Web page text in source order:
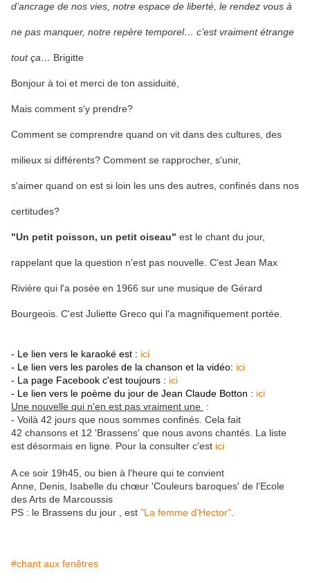
d’ancrage de nos vies, notre espace de liberté, le rendez vous à
ne pas manquer, notre repère temporel… c’est vraiment étrange
tout ça… Brigitte
Bonjour à toi et merci de ton assiduité,
Mais comment s'y prendre?
Comment se comprendre quand on vit dans des cultures, des
milieux si différents? Comment se rapprocher, s'unir,
s'aimer quand on est si loin les uns des autres, confinés dans nos
certitudes?
"Un petit poisson, un petit oiseau" est le chant du jour,
rappelant que la question n'est pas nouvelle. C'est Jean Max
Rivière qui l'a posée en 1966 sur une musique de Gérard
Bourgeois. C'est Juliette Greco qui l'a magnifiquement portée.
- Le lien vers le karaoké est : ici
- Le lien vers les paroles de la chanson et la vidéo: ici
- La page Facebook c'est toujours : ici
- Le lien vers le poème du jour de Jean Claude Botton : ici
Une nouvelle qui n'en est pas vraiment une :
- Voilà 42 jours que nous sommes confinés. Cela fait
42 chansons et 12 'Brassens' que nous avons chantés. La liste
est désormais en ligne. Pour la consulter c'est ici
A ce soir 19h45, ou bien à l'heure qui te convient
Anne, Denis, Isabelle du chœur 'Couleurs baroques' de l'Ecole
des Arts de Marcoussis
PS : le Brassens du jour , est "La femme d'Hector"
#chant aux fenêtres